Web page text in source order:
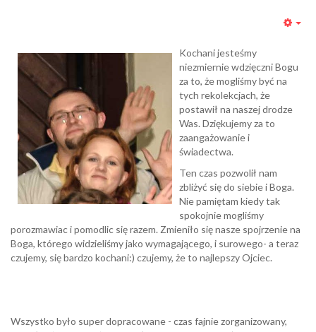
Kochani jesteśmy
niezmiernie wdzięczni Bogu
za to, że mogliśmy być na
tych rekolekcjach, że
postawił na naszej drodze
Was. Dziękujemy za to
zaangażowanie i
świadectwa.
Ten czas pozwolił nam
zbliżyć się do siebie i Boga.
Nie pamiętam kiedy tak
spokojnie mogliśmy
porozmawiac i pomodlic się razem. Zmieniło się nasze spojrzenie na
Boga, którego widzieliśmy jako wymagającego, i surowego- a teraz
czujemy, się bardzo kochani:) czujemy, że to najlepszy Ojciec.
Wszystko było super dopracowane - czas fajnie zorganizowany,